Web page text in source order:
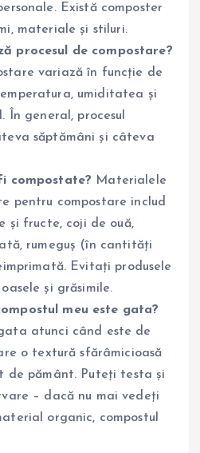
Există composter
materiale și stiluri.
procesul de compostare?
variază în funcție de
umiditatea și
general, procesul
săptămâni și câteva
compostate? Materialele
pentru compostare includ
și fructe, coji de ouă,
rumeguș (în cantități
Evitați produsele
și grăsimile.
meu este gata?
atunci când este de
o textură sfărâmicioasă
de pământ. Puteți testa și
– dacă nu mai vedeți
organic, compostul